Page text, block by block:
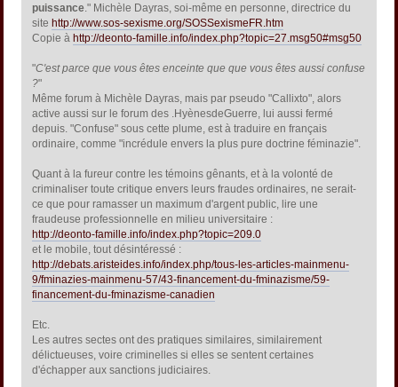
puissance." Michèle Dayras, soi-même en personne, directrice du
site http://www.sos-sexisme.org/SOSSexismeFR.htm
Copie à http://deonto-famille.info/index.php?topic=27.msg50#msg50
"C'est parce que vous êtes enceinte que que vous êtes aussi confuse
?"
Même forum à Michèle Dayras, mais par pseudo "Callixto", alors
active aussi sur le forum des .HyènesdeGuerre, lui aussi fermé
depuis. "Confuse" sous cette plume, est à traduire en français
ordinaire, comme "incrédule envers la plus pure doctrine féminazie".
Quant à la fureur contre les témoins gênants, et à la volonté de
criminaliser toute critique envers leurs fraudes ordinaires, ne serait-
ce que pour ramasser un maximum d'argent public, lire une
fraudeuse professionnelle en milieu universitaire :
http://deonto-famille.info/index.php?topic=209.0
et le mobile, tout désintéressé :
http://debats.aristeides.info/index.php/tous-les-articles-mainmenu-
9/fminazies-mainmenu-57/43-financement-du-fminazisme/59-
financement-du-fminazisme-canadien
Etc.
Les autres sectes ont des pratiques similaires, similairement
délictueuses, voire criminelles si elles se sentent certaines
d'échapper aux sanctions judiciaires.